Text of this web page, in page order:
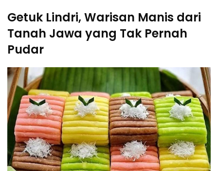
Getuk Lindri, Warisan Manis dari
Tanah Jawa yang Tak Pernah
Pudar